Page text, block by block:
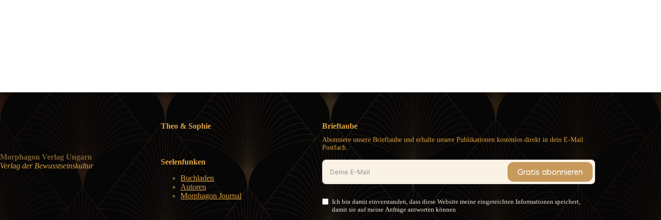
Morphagon Verlag Ungarn
Verlag der Bewusstseinskultur
Theo & Sophie
Seelenfunken
Buchladen
Autoren
Morphagon Journal
Brieftaube
Abonniere unsere Brieftaube und erhalte unsere Publikationen kostenlos direkt in dein E-Mail
Postfach.
Ich bin damit einverstanden, dass diese Website meine eingereichten Informationen speichert,
damit sie auf meine Anfrage antworten können
Gratis abonnieren